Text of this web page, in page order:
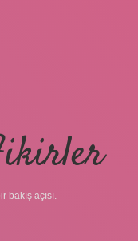
bakış açısı.